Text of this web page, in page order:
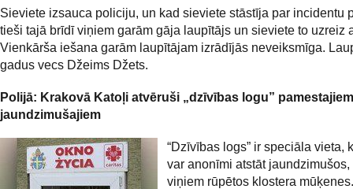
Sieviete izsauca policiju, un kad sieviete stāstīja par incidentu
tieši tajā brīdī viņiem garām gāja laupītājs un sieviete to uzreiz
Vienkārša iešana garām laupītājam izrādījās neveiksmīga.
gadus vecs Džeims Džets.
Polijā: Krakovā Katoļi atvēruši „dzīvības logu” pamestajiem
jaundzimušajiem
“Dzīvības logs” ir speciāla vieta,
var anonīmi atstāt jaundzimušos,
viņiem rūpētos klostera mūķenes.